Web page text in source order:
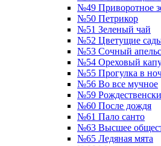
№49 Приворотное
№50 Петрикор
№51 Зеленый чай
№52 Цветущие
№53 Сочный
№54 Ореховый
№55 Прогулка в
№56 Во все мучное
№59
№60 После дождя
№61 Пало санто
№63 Высшее
№65 Ледяная мята